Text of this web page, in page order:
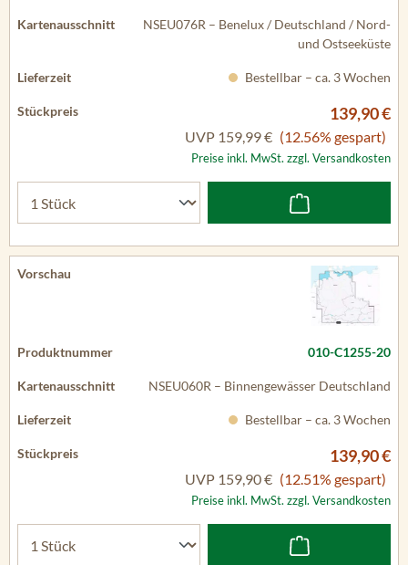
NSEU076R – Benelux / Deutschland / Nord-
und Ostseeküste
Bestellbar – ca. 3 Wochen
139,90 €
UVP 159,99 € (12.56% gespart)
Preise inkl. MwSt. zzgl. Versandkosten
010-C1255-20
NSEU060R – Binnengewässer Deutschland
Bestellbar – ca. 3 Wochen
139,90 €
UVP 159,90 € (12.51% gespart)
Preise inkl. MwSt. zzgl. Versandkosten